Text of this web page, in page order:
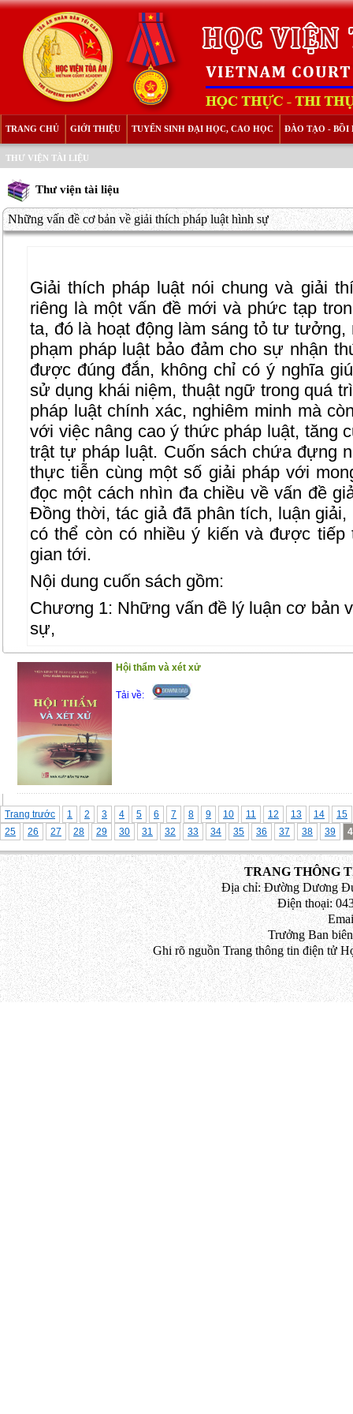
TRANG CHỦ GIỚI THIỆU TUYỂN SINH ĐẠI HỌC, CAO HỌC ĐÀO TẠO - BỒI
THƯ VIỆN TÀI LIỆU
Thư viện tài liệu
Những vấn đề cơ bản về giải thích pháp luật hình sự
Giải thích pháp luật nói chung và giải
riêng là một vấn đề mới và phức tạp
ta, đó là hoạt động làm sáng tỏ tư tưởng,
phạm pháp luật bảo đảm cho sự nhận
được đúng đắn, không chỉ có ý nghĩa
sử dụng khái niệm, thuật ngữ trong quá
pháp luật chính xác, nghiêm minh mà
với việc nâng cao ý thức pháp luật, tăng
trật tự pháp luật. Cuốn sách chứa đựng
thực tiễn cùng một số giải pháp với
đọc một cách nhìn đa chiều về vấn đề
Đồng thời, tác giả đã phân tích, luận
có thể còn có nhiều ý kiến và được tiếp
gian tới.
Nội dung cuốn sách gồm:
Chương 1: Những vấn đề lý luận cơ bản
sự,
Chương 2: Thực trạng giải thích pháp
Chương 3: Một số giải pháp tăng cường
thức pháp luật hình sự ở Việt Nam
(2/12/2020)
Hội thẩm và xét xử
Tải về:
Trang trước 1 2 3 4 5 6 7 8 9 10 11 12 13 14
15
25
26 27 28 29 30 31 32 33 34 35 36 37 38 39
TRANG THÔNG
Địa chỉ: Đường Dương
Điện thoại:
Trưởng Ban
Ghi rõ nguồn Trang thông tin điện tử